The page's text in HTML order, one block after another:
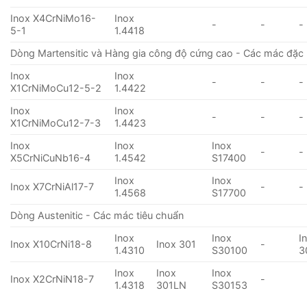
Inox X4CrNiMo16-
5-1
Inox
1.4418
- - -
Dòng Martensitic và Hàng gia công độ cứng cao - Các mác đặc
Inox
X1CrNiMoCu12-5-2
Inox
1.4422
- - -
Inox
X1CrNiMoCu12-7-3
Inox
1.4423
- - -
Inox
X5CrNiCuNb16-4
Inox
1.4542
Inox
S17400
- -
Inox X7CrNiAl17-7
Inox
1.4568
Inox
S17700
- -
Dòng Austenitic - Các mác tiêu chuẩn
Inox X10CrNi18-8
Inox
1.4310
Inox 301
Inox
S30100
-
Inox X2CrNiN18-7
Inox
1.4318
Inox
301LN
Inox
S30153
-